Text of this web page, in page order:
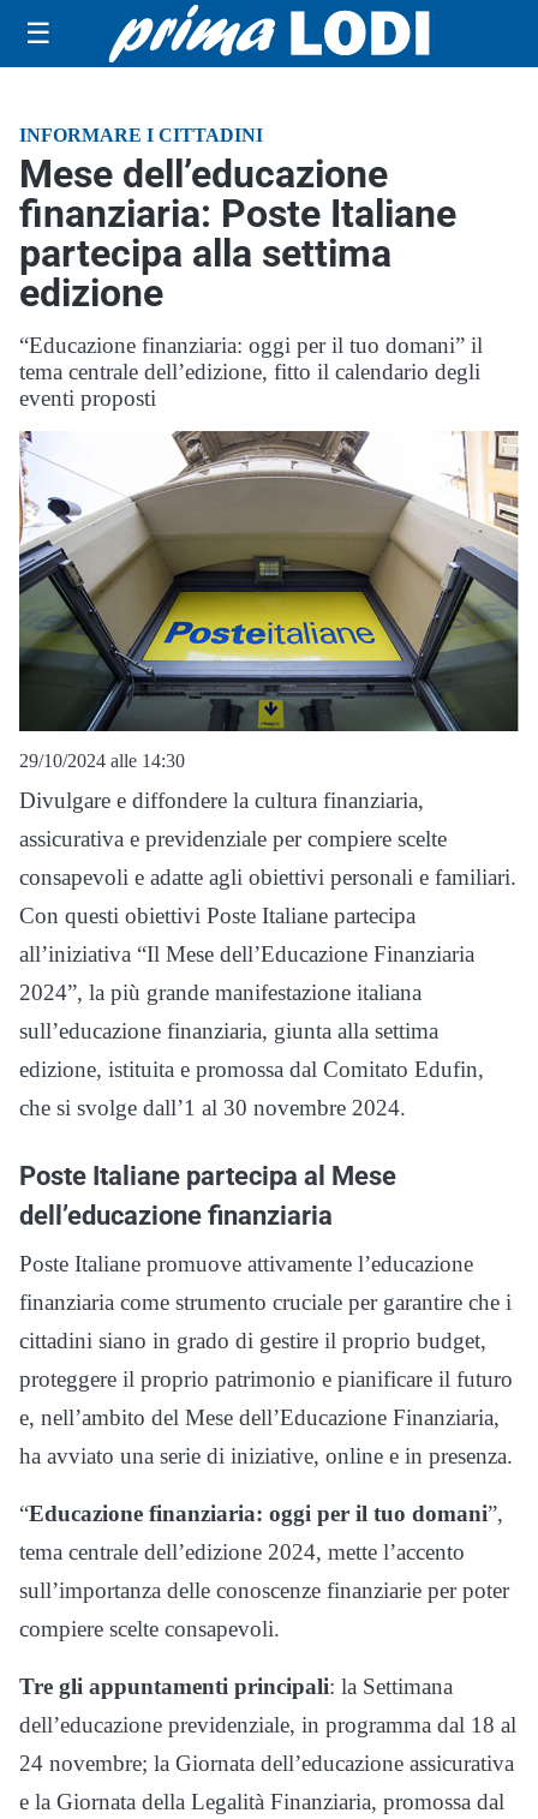
☰
INFORMARE I CITTADINI
Mese dell’educazione
finanziaria: Poste Italiane
partecipa alla settima
edizione
“Educazione finanziaria: oggi per il tuo domani” il
tema centrale dell’edizione, fitto il calendario degli
eventi proposti
29/10/2024 alle 14:30
Divulgare e diffondere la cultura finanziaria,
assicurativa e previdenziale per compiere scelte
consapevoli e adatte agli obiettivi personali e familiari.
Con questi obiettivi Poste Italiane partecipa
all’iniziativa “Il Mese dell’Educazione Finanziaria
2024”, la più grande manifestazione italiana
sull’educazione finanziaria, giunta alla settima
edizione, istituita e promossa dal Comitato Edufin,
che si svolge dall’1 al 30 novembre 2024.
Poste Italiane partecipa al Mese
dell’educazione finanziaria
Poste Italiane promuove attivamente l’educazione
finanziaria come strumento cruciale per garantire che i
cittadini siano in grado di gestire il proprio budget,
proteggere il proprio patrimonio e pianificare il futuro
e, nell’ambito del Mese dell’Educazione Finanziaria,
ha avviato una serie di iniziative, online e in presenza.
“Educazione finanziaria: oggi per il tuo domani”,
tema centrale dell’edizione 2024, mette l’accento
sull’importanza delle conoscenze finanziarie per poter
compiere scelte consapevoli.
Tre gli appuntamenti principali: la Settimana
dell’educazione previdenziale, in programma dal 18 al
24 novembre; la Giornata dell’educazione assicurativa
e la Giornata della Legalità Finanziaria, promossa dal